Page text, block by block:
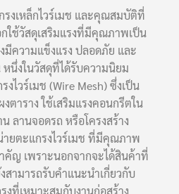
หล็กไวร์เมช และคุณสมบัติที่
กใช้วัสดุเสริมแรงที่มีคุณภาพเป็น
มีความแข็งแรง ปลอดภัย และ
หนึ่งในวัสดุที่ได้รับความนิยม
ไวร์เมช (Wire Mesh) ซึ่งเป็น
ตาราง ใช้เสริมแรงคอนกรีตใน
ลานจอดรถ หรือโครงสร้าง
ายตะแกรงไวร์เมช ที่มีคุณภาพ
คัญ เพราะนอกจากจะได้สินค้าที่
สามารถรับคำแนะนำเกี่ยวกับ